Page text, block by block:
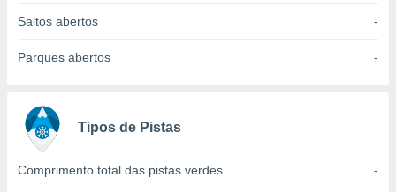
e melhorar
através
Saltos abertos -
Parques abertos -
Tipos de Pistas
Comprimento total das pistas verdes -